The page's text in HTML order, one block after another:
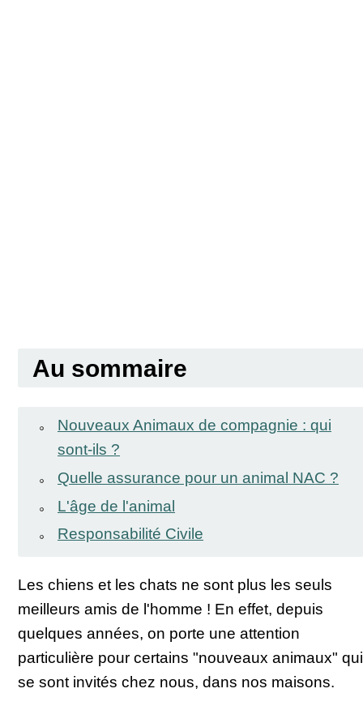
Au sommaire
Nouveaux Animaux de compagnie : qui
sont-ils ?
Quelle assurance pour un animal NAC ?
L'âge de l'animal
Responsabilité Civile
Les chiens et les chats ne sont plus les seuls
meilleurs amis de l'homme ! En effet, depuis
quelques années, on porte une attention
particulière pour certains "nouveaux animaux" qui
se sont invités chez nous, dans nos maisons.